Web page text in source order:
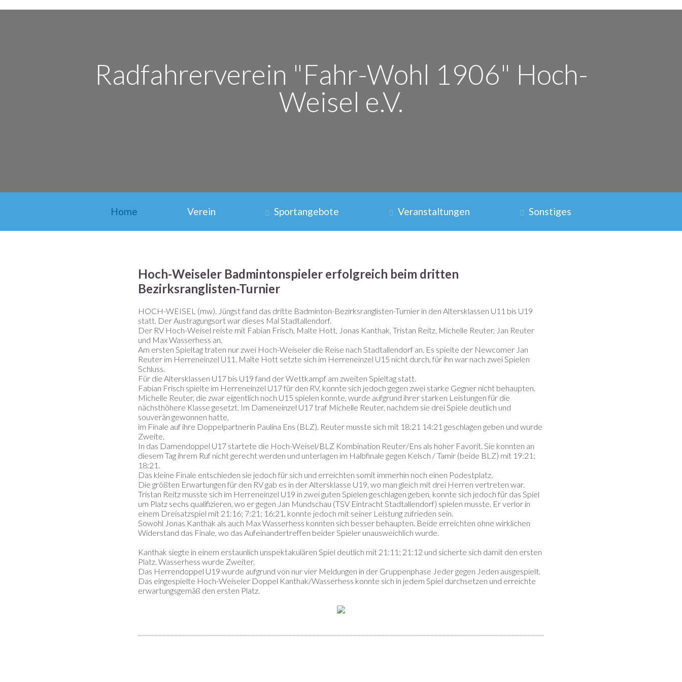
Radfahrerverein "Fahr-Wohl 1906" Hoch-
Weisel e.V.
Home Verein Sportangebote Veranstaltungen Sonstiges
Hoch-Weiseler Badmintonspieler erfolgreich beim dritten
Bezirksranglisten-Turnier
HOCH-WEISEL (mw). Jüngst fand das dritte Badminton-Bezirksranglisten-Turnier in den Altersklassen U11 bis U19
statt. Der Austragungsort war dieses Mal Stadtallendorf.
Der RV Hoch-Weisel reiste mit Fabian Frisch, Malte Hott, Jonas Kanthak, Tristan Reitz, Michelle Reuter, Jan Reuter
und Max Wasserhess an.
Am ersten Spieltag traten nur zwei Hoch-Weiseler die Reise nach Stadtallendorf an. Es spielte der Newcomer Jan
Reuter im Herreneinzel U11. Malte Hott setzte sich im Herreneinzel U15 nicht durch, für ihn war nach zwei Spielen
Schluss.
Für die Altersklassen U17 bis U19 fand der Wettkampf am zweiten Spieltag statt.
Fabian Frisch spielte im Herreneinzel U17 für den RV, konnte sich jedoch gegen zwei starke Gegner nicht behaupten.
Michelle Reuter, die zwar eigentlich noch U15 spielen konnte, wurde aufgrund ihrer starken Leistungen für die
nächsthöhere Klasse gesetzt. Im Dameneinzel U17 traf Michelle Reuter, nachdem sie drei Spiele deutlich und
souverän gewonnen hatte,
im Finale auf ihre Doppelpartnerin Paulina Ens (BLZ). Reuter musste sich mit 18:21 14:21 geschlagen geben und wurde
Zweite.
In das Damendoppel U17 startete die Hoch-Weisel/BLZ Kombination Reuter/Ens als hoher Favorit. Sie konnten an
diesem Tag ihrem Ruf nicht gerecht werden und unterlagen im Halbfinale gegen Kelsch / Tamir (beide BLZ) mit 19:21;
18:21.
Das kleine Finale entschieden sie jedoch für sich und erreichten somit immerhin noch einen Podestplatz.
Die größten Erwartungen für den RV gab es in der Altersklasse U19, wo man gleich mit drei Herren vertreten war.
Tristan Reitz musste sich im Herreneinzel U19 in zwei guten Spielen geschlagen geben, konnte sich jedoch für das Spiel
um Platz sechs qualifizieren, wo er gegen Jan Mundschau (TSV Eintracht Stadtallendorf) spielen musste. Er verlor in
einem Dreisatzspiel mit 21:16; 7:21; 16:21, konnte jedoch mit seiner Leistung zufrieden sein.
Sowohl Jonas Kanthak als auch Max Wasserhess konnten sich besser behaupten. Beide erreichten ohne wirklichen
Widerstand das Finale, wo das Aufeinandertreffen beider Spieler unausweichlich wurde.
Kanthak siegte in einem erstaunlich unspektakulären Spiel deutlich mit 21:11; 21:12 und sicherte sich damit den ersten
Platz. Wasserhess wurde Zweiter.
Das Herrendoppel U19 wurde aufgrund von nur vier Meldungen in der Gruppenphase Jeder gegen Jeden ausgespielt.
Das eingespielte Hoch-Weiseler Doppel Kanthak/Wasserhess konnte sich in jedem Spiel durchsetzen und erreichte
erwartungsgemäß den ersten Platz.